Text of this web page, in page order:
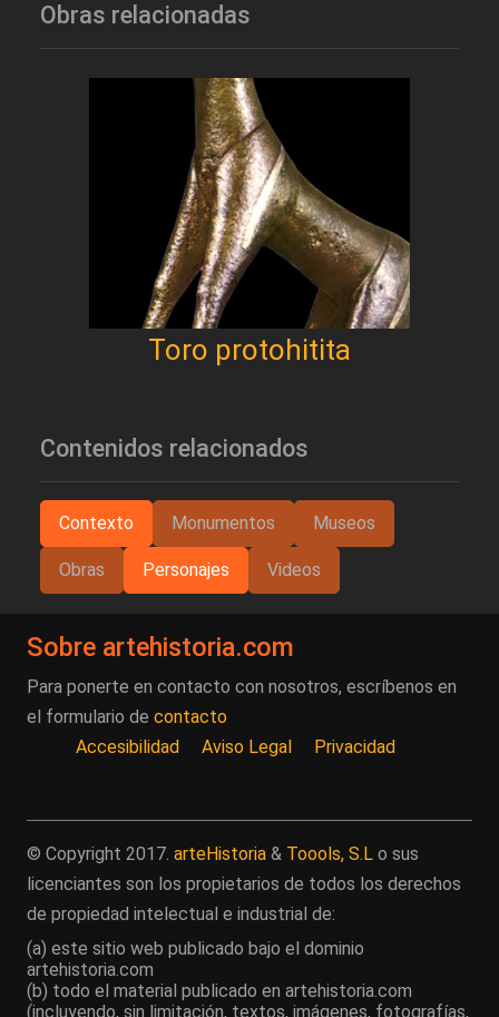
Obras relacionadas
Toro protohitita
Contenidos relacionados
Contexto Monumentos Museos
Obras Personajes Videos
Sobre artehistoria.com
Para ponerte en contacto con nosotros, escríbenos en
el formulario de contacto
Accesibilidad
Aviso Legal Privacidad
© Copyright 2017. arteHistoria & Toools, S.L o sus
licenciantes son los propietarios de todos los derechos
de propiedad intelectual e industrial de:
(a) este sitio web publicado bajo el dominio
artehistoria.com
(b) todo el material publicado en artehistoria.com
(incluyendo, sin limitación, textos, imágenes, fotografías,